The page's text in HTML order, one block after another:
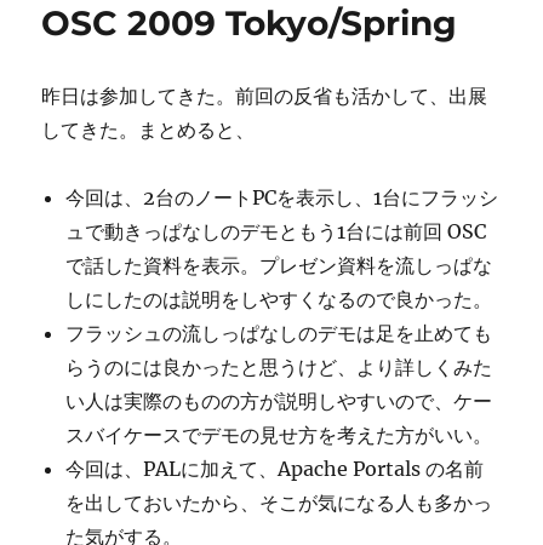
OSC 2009 Tokyo/Spring
昨日は参加してきた。前回の反省も活かして、出展
してきた。まとめると、
今回は、2台のノートPCを表示し、1台にフラッシ
ュで動きっぱなしのデモともう1台には前回 OSC
で話した資料を表示。プレゼン資料を流しっぱな
しにしたのは説明をしやすくなるので良かった。
フラッシュの流しっぱなしのデモは足を止めても
らうのには良かったと思うけど、より詳しくみた
い人は実際のものの方が説明しやすいので、ケー
スバイケースでデモの見せ方を考えた方がいい。
今回は、PALに加えて、Apache Portals の名前
を出しておいたから、そこが気になる人も多かっ
た気がする。